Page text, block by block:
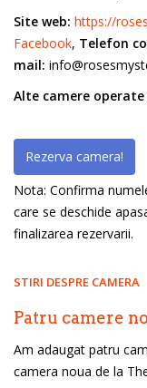
Site web: https://
Facebook, Telefon
mail:
Alte camere operate
Rezerva camera!
Nota: Confirma
care se deschide
finalizarea rezervarii.
STIRI DESPRE CAMERA
Patru camere
Am adaugat patru
camera noua de la